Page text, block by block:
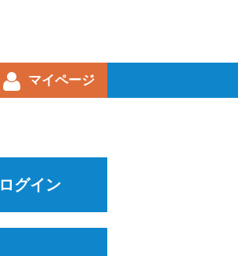
マイページ
ログイン